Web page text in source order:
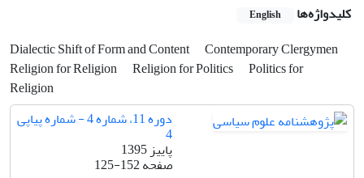
کلیدواژه‌ها English
Dialectic Shift of Form and Content Contemporary Clergymen
Religion for Religion
Religion for Politics
Politics for
Religion
دوره 11، شماره 4 - شماره پیاپی
4
پاییز 1395
صفحه125-152